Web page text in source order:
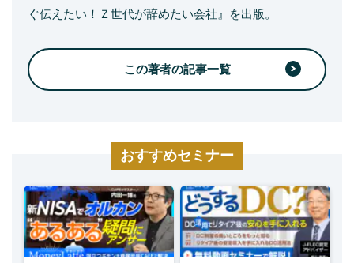
ぐ伝えたい！Ｚ世代が辞めたい会社』を出版。
この著者の記事一覧
おすすめセミナー